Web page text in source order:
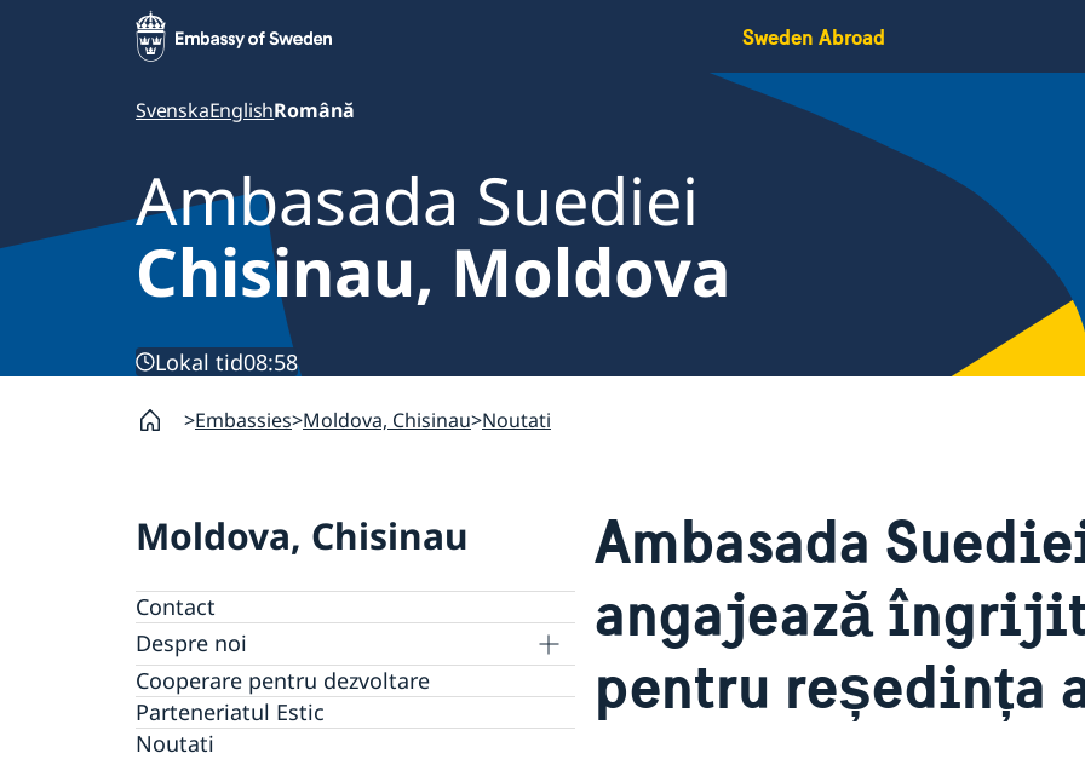
Sweden Abroad
SvenskaEnglishRomână
Ambasada Suediei
Chisinau, Moldova
Lokal tid08:58
Embassies Moldova, Chisinau Noutati
Moldova, Chisinau
Contact
Despre noi
GDPR Data Protection Policy
Cooperare pentru dezvoltare
Parteneriatul Estic
Noutati
Ambasada
angajează
pentru reședința